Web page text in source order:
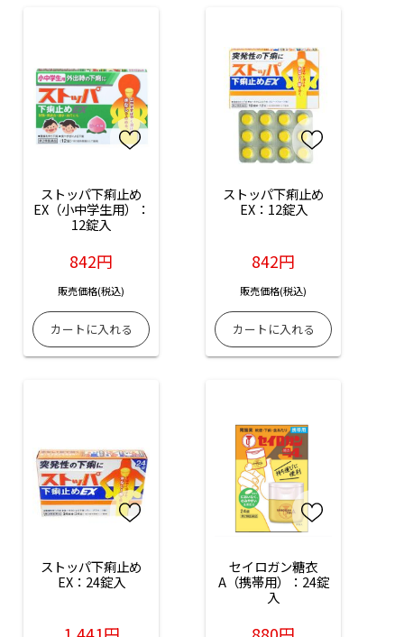
ストッパ下痢止め
EX（小中学生用）：
12錠入
842円
販売価格(税込)
ストッパ下痢止め
EX：12錠入
842円
販売価格(税込)
ストッパ下痢止め
EX：24錠入
セイロガン糖衣
A（携帯用）：24錠
入